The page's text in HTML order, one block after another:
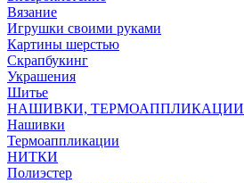
Вязание
Игрушки своими руками
Картины шерстью
Скрапбукинг
Украшения
Шитье
НАШИВКИ, ТЕРМОАППЛИКАЦИИ
Нашивки
Термоаппликации
НИТКИ
Полиэстер